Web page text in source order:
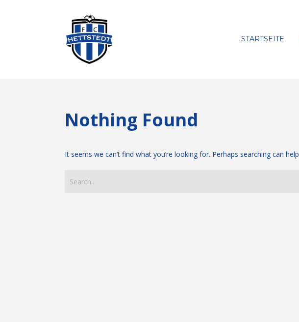
STARTSEITE
Nothing Found
It seems we can’t find what you’re looking for. Perhaps searching can help